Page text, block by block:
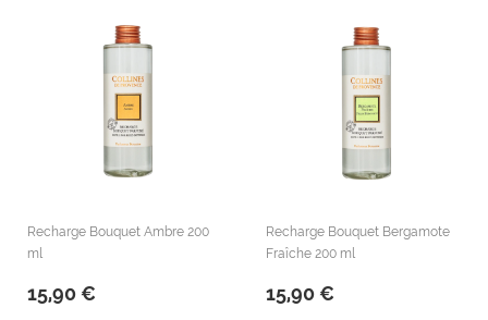
Recharge Bouquet Ambre 200
ml
15,90 €
Recharge Bouquet Bergamote
Fraîche 200 ml
15,90 €